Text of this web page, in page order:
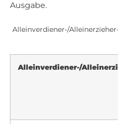
Ausgabe.
Alleinverdiener-/
Alleinverdiener-/